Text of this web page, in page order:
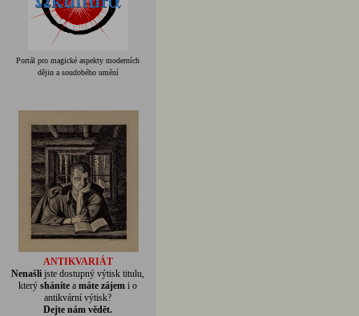
Portál pro magické aspekty moderních
dějin a soudobého umění
ANTIKVARIÁT
Nenašli jste dostupný výtisk titulu,
kterýsháníte amáte zájem i o
antikvární výtisk?
Dejte nám vědět.